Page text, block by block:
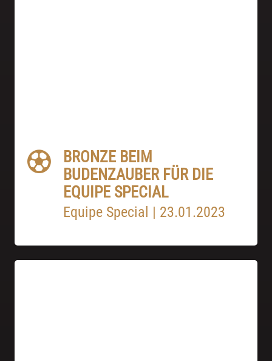
BRONZE BEIM
BUDENZAUBER FÜR DIE
EQUIPE SPECIAL
Equipe Special | 23.01.2023